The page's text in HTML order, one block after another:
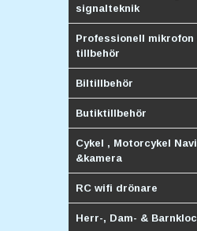
signalteknik
Professionell mikrofon
tillbehör
Biltillbehör
Butiktillbehör
Cykel , Motorcykel Navi
&kamera
RC wifi drönare
Herr-, Dam- &